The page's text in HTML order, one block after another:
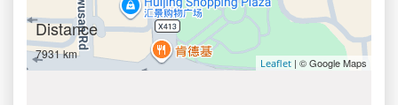
Distance
7931 km
Leaflet | © Google Maps